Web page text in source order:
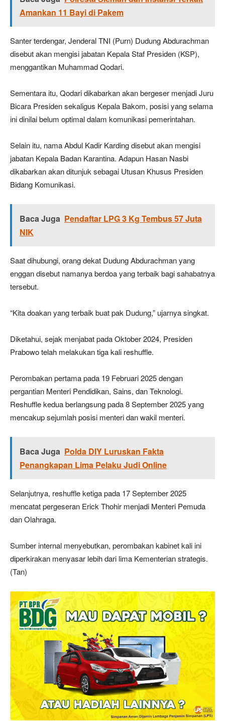
Amankan 11 Bayi di Pakem
Santer terdengar, Jenderal TNI (Purn) Dudung Abdurachman
disebut akan mengisi jabatan Kepala Staf Presiden (KSP),
menggantikan Muhammad Qodari.
Sementara itu, Qodari dikabarkan akan bergeser menjadi Juru
Bicara Presiden sekaligus Kepala Bakom, posisi yang selama
ini dinilai belum optimal dalam komunikasi pemerintahan.
Selain itu, nama Abdul Kadir Karding disebut akan mengisi
jabatan Kepala Badan Karantina. Adapun Hasan Nasbi
dikabarkan akan ditunjuk sebagai Utusan Khusus Presiden
Bidang Komunikasi.
Baca Juga Pendaftar LPG 3 Kg Tembus 57 Juta
NIK
Saat dihubungi, orang dekat Dudung Abdurachman yang
enggan disebut namanya berdoa yang terbaik bagi sahabatnya
tersebut.
“Kita doakan yang terbaik buat pak Dudung,” ujarnya singkat.
Diketahui, sejak menjabat pada Oktober 2024, Presiden
Prabowo telah melakukan tiga kali reshuffle.
Perombakan pertama pada 19 Februari 2025 dengan
pergantian Menteri Pendidikan, Sains, dan Teknologi.
Reshuffle kedua berlangsung pada 8 September 2025 yang
mencakup sejumlah posisi menteri dan wakil menteri.
Baca Juga Polda DIY Luruskan Fakta
Penangkapan Lima Pelaku Judi Online
Selanjutnya, reshuffle ketiga pada 17 September 2025
mencatat pergeseran Erick Thohir menjadi Menteri Pemuda
dan Olahraga.
Sumber internal menyebutkan, perombakan kabinet kali ini
diperkirakan menyasar lebih dari lima Kementerian strategis.
(Tan)